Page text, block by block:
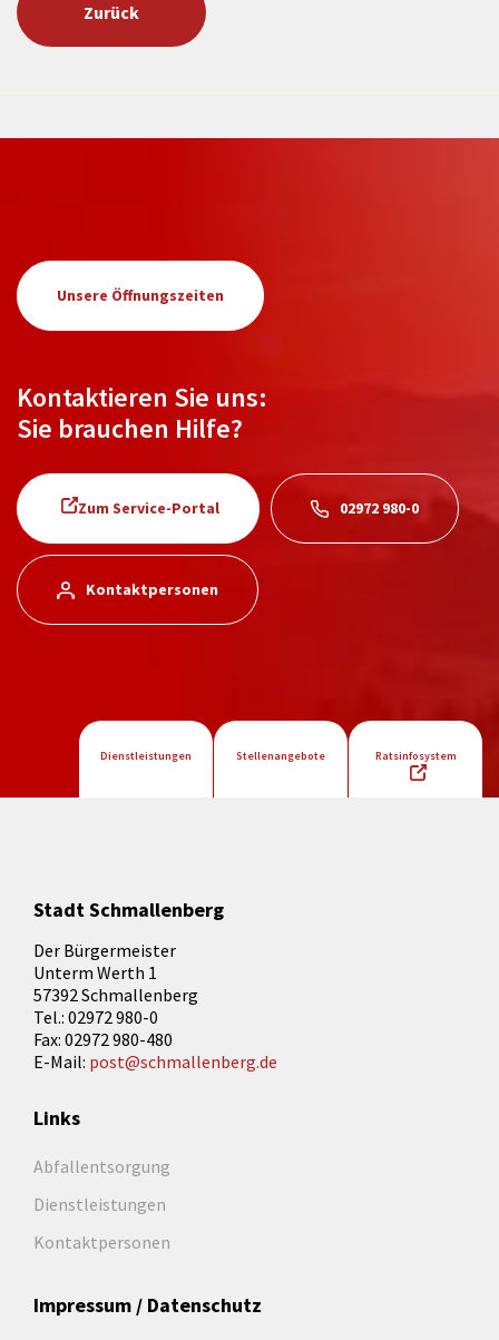
Zurück
Unsere Öffnungszeiten
Kontaktieren Sie uns:
Sie brauchen Hilfe?
Zum Service-Portal 02972 980-0
Kontaktpersonen
Dienstleistungen Stellenangebote Ratsinfosystem
Stadt Schmallenberg
Der Bürgermeister
Unterm Werth 1
57392 Schmallenberg
Tel.: 02972 980-0
Fax: 02972 980-480
E-Mail: post@schmallenberg.de
Links
Abfallentsorgung
Dienstleistungen
Kontaktpersonen
Impressum / Datenschutz